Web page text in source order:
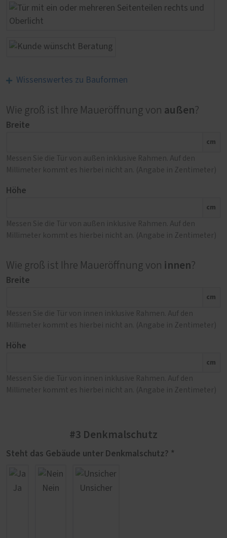
Wissenswertes zu Bauformen
Wie groß ist Ihre Maueröffnung von außen?
Breite
cm
Messen Sie die Tür von außen inklusive Rahmen. Auf den
Millimeter kommt es hierbei nicht an. (Angabe in Zentimeter)
Höhe
cm
Messen Sie die Tür von außen inklusive Rahmen. Auf den
Millimeter kommt es hierbei nicht an. (Angabe in Zentimeter)
Wie groß ist Ihre Maueröffnung von innen?
Breite
cm
Messen Sie die Tür von innen inklusive Rahmen. Auf den
Millimeter kommt es hierbei nicht an. (Angabe in Zentimeter)
Höhe
cm
Messen Sie die Tür von innen inklusive Rahmen. Auf den
Millimeter kommt es hierbei nicht an. (Angabe in Zentimeter)
#3 Denkmalschutz
Steht das Gebäude unter Denkmalschutz? *
Ja Nein Unsicher